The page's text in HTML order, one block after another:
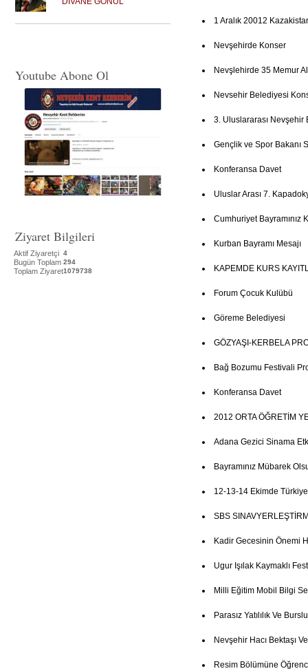
Youtube Abone Ol
Ziyaret Bilgileri
Aktif Ziyaretçi 4
Bugün Toplam 294
Toplam Ziyaret1079738
1 Aralık 20012
Nevşehirde Konser
Nevşlehirde 35 Memur
Nevsehir Belediyesi
3. Uluslararası Nevşehir
Gençlik ve Spor Bakanı
Konferansa Davet
Uluslar Arası 7.
Cumhuriyet Bayramınız
Kurban Bayramı Mesajı
KAPEMDE KURS
Forum Çocuk Kulübü
Göreme Belediyesi
GÖZYAŞI-KERBELA
Bağ Bozumu Festivali
Konferansa Davet
2012 ORTA ÖĞRETİM
Adana Gezici Sinama
Bayramınız Mübarek
12-13-14 Ekimde
SBS
Kadir Gecesinin Önemi
Ugur Işılak Kaymaklı
Milli Eğitim Mobil Bilgi
Parasız Yatılılık Ve
Nevşehir Hacı Bektaşı
Resim Bölümüne